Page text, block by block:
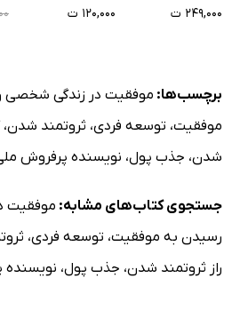
۲۴۹,۰۰۰ ت
۱۲۰,۰۰۰ ت
برچسب‌ها: موفقیت در زندگی شخصی
موفقیت، توسعه فردی، ثروتمند شدن،
شدن، جذب پول، نویسنده پرفروش
جستجوی کتاب‌های مشابه: موفقیت
رسیدن به موفقیت، توسعه فردی،
راز ثروتمند شدن، جذب پول،